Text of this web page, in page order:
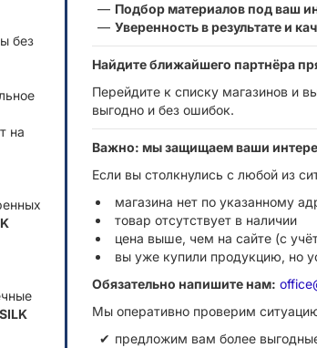
без
на
SILK
Подбор материалов под ваш
Уверенность в результате и
Найдите ближайшего партнёра
Перейдите к списку магазинов и
выгодно и без ошибок.
Важно: мы защищаем ваши
Если вы столкнулись с любой из
магазина нет по указанному
товар отсутствует в наличии
цена выше, чем на сайте (с
вы уже купили продукцию, но
Обязательно напишите нам:
Мы оперативно проверим
предложим вам более